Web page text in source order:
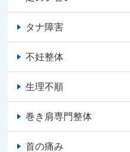
タナ障害
不妊整体
生理不順
巻き肩専門整体
首の痛み